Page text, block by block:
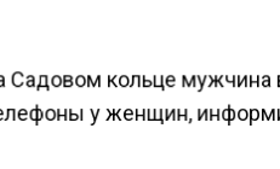
Садовом кольце мужчина
у женщин,